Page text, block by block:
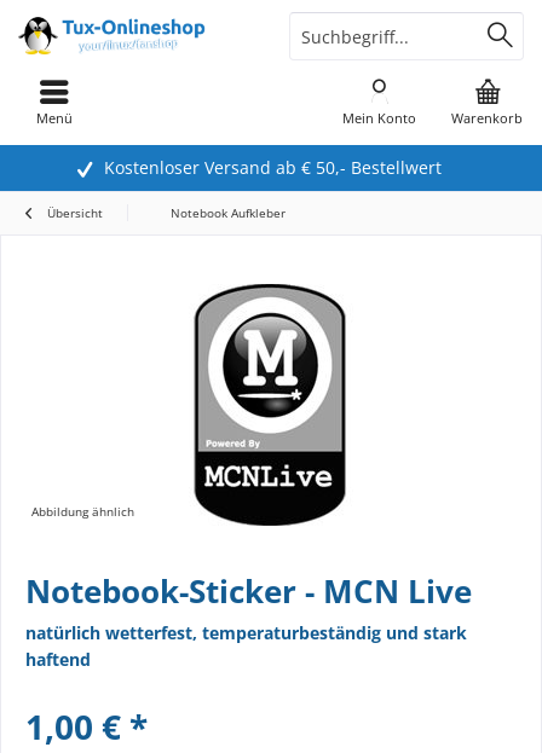
Kostenloser Versand ab € 50,- Bestellwert
Warenkorb
Mein Konto
Menü
Übersicht Notebook Aufkleber
Abbildung ähnlich
Notebook-Sticker - MCN Live
natürlich wetterfest, temperaturbeständig und stark
haftend
1,00 € *